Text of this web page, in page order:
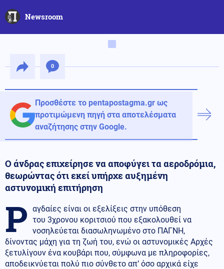
Newsroom
0
Προσθέστε το pentapostagma.gr ως
προτιμώμενη πηγή στα αποτελέσματα
αναζήτησης στην Google.
Ο άνδρας επιχείρησε να αποφύγει τα αεροδρόμια,
θεωρώντας ότι εκεί υπήρχε αυξημένη
αστυνομική επιτήρηση
Ρ αγδαίες είναι οι εξελίξεις στην υπόθεση
του 3χρονου κοριτσιού που εξακολουθεί να
νοσηλεύεται διασωληνωμένο στο ΠΑΓΝΗ,
δίνοντας μάχη για τη ζωή του, ενώ οι αστυνομικές Αρχές
ξετυλίγουν ένα κουβάρι που, σύμφωνα με πληροφορίες,
αποδεικνύεται πολύ πιο σύνθετο απ’ όσο αρχικά είχε